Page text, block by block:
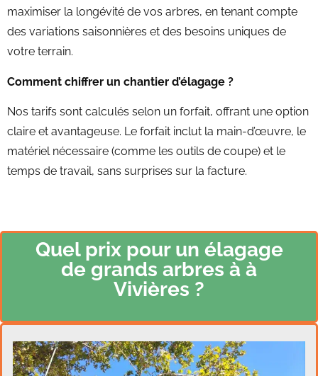
maximiser la longévité de vos arbres, en tenant compte
des variations saisonnières et des besoins uniques de
votre terrain.
Comment chiffrer un chantier d’élagage ?
Nos tarifs sont calculés selon un forfait, offrant une option
claire et avantageuse. Le forfait inclut la main-d’œuvre, le
matériel nécessaire (comme les outils de coupe) et le
temps de travail, sans surprises sur la facture.
Quel prix pour un élagage
de grands arbres à à
Vivières ?